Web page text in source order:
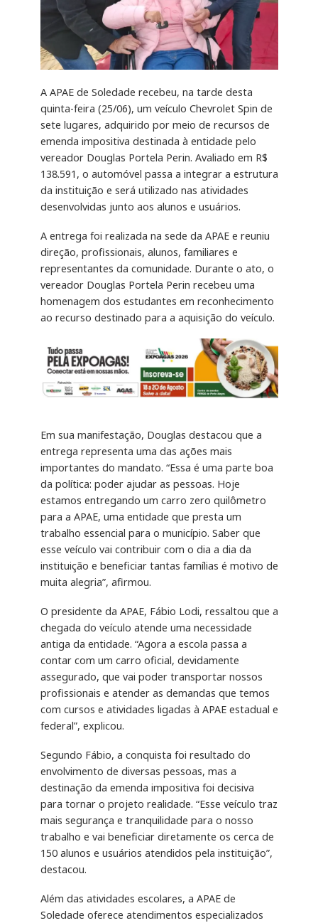
A APAE de Soledade recebeu, na tarde desta
quinta-feira (25/06), um veículo Chevrolet Spin de
sete lugares, adquirido por meio de recursos de
emenda impositiva destinada à entidade pelo
vereador Douglas Portela Perin. Avaliado em R$
138.591, o automóvel passa a integrar a estrutura
da instituição e será utilizado nas atividades
desenvolvidas junto aos alunos e usuários.
A entrega foi realizada na sede da APAE e reuniu
direção, profissionais, alunos, familiares e
representantes da comunidade. Durante o ato, o
vereador Douglas Portela Perin recebeu uma
homenagem dos estudantes em reconhecimento
ao recurso destinado para a aquisição do veículo.
Em sua manifestação, Douglas destacou que a
entrega representa uma das ações mais
importantes do mandato. “Essa é uma parte boa
da política: poder ajudar as pessoas. Hoje
estamos entregando um carro zero quilômetro
para a APAE, uma entidade que presta um
trabalho essencial para o município. Saber que
esse veículo vai contribuir com o dia a dia da
instituição e beneficiar tantas famílias é motivo de
muita alegria”, afirmou.
O presidente da APAE, Fábio Lodi, ressaltou que a
chegada do veículo atende uma necessidade
antiga da entidade. “Agora a escola passa a
contar com um carro oficial, devidamente
assegurado, que vai poder transportar nossos
profissionais e atender as demandas que temos
com cursos e atividades ligadas à APAE estadual e
federal”, explicou.
Segundo Fábio, a conquista foi resultado do
envolvimento de diversas pessoas, mas a
destinação da emenda impositiva foi decisiva
para tornar o projeto realidade. “Esse veículo traz
mais segurança e tranquilidade para o nosso
trabalho e vai beneficiar diretamente os cerca de
150 alunos e usuários atendidos pela instituição”,
destacou.
Além das atividades escolares, a APAE de
Soledade oferece atendimentos especializados